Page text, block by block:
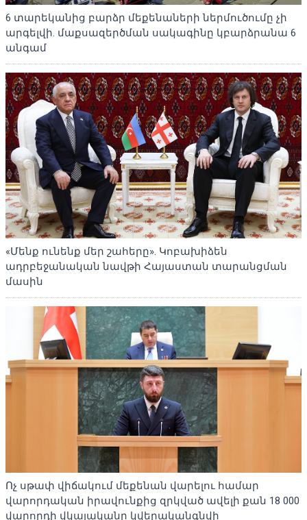
6 տարեկանից բարձր մեքենաների ներմուծումը չի
արգելվի. մաքսազերծման սակագինը կբարձրանա 6
անգամ
«Մենք ունենք մեր շահերը». Կոբախիձեն
ադրբեջանական նավթի Հայաստան տարանցման
մասին
Ոչ սթափ վիճակում մեքենան վարելու համար
վարորդական իրավունքից զրկված ավելի քան 18 000
վարորդի վկայականը կվերականգնվի